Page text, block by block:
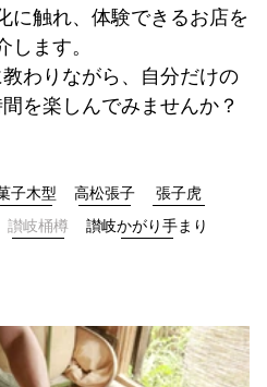
家具／伝統工芸士​
丸亀うちわ
肥松木工品
志度桐下駄
古式畳
庵治産地石製品
に​触れ、​体験できる​お店を​
します。
わりながら、​自分だけの​
を​楽しんで​みませんか？​
子木型 高松張子
張子虎
讃岐桶樽 讃岐かがり手まり